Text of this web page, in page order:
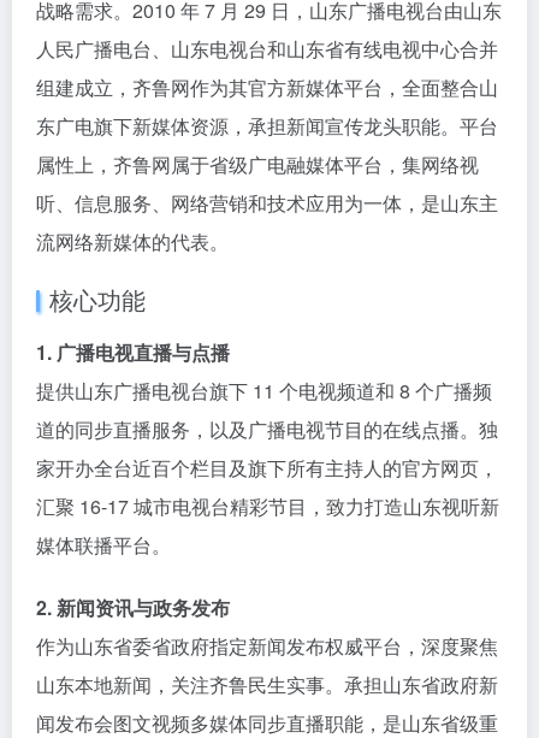
战略需求。2010 年 7 月 29 日，山东广播电视台由山东
人民广播电台、山东电视台和山东省有线电视中心合并
组建成立，齐鲁网作为其官方新媒体平台，全面整合山
东广电旗下新媒体资源，承担新闻宣传龙头职能。平台
属性上，齐鲁网属于省级广电融媒体平台，集网络视
听、信息服务、网络营销和技术应用为一体，是山东主
流网络新媒体的代表。
核心功能
1. 广播电视直播与点播
提供山东广播电视台旗下 11 个电视频道和 8 个广播频
道的同步直播服务，以及广播电视节目的在线点播。独
家开办全台近百个栏目及旗下所有主持人的官方网页，
汇聚 16-17 城市电视台精彩节目，致力打造山东视听新
媒体联播平台。
2. 新闻资讯与政务发布
作为山东省委省政府指定新闻发布权威平台，深度聚焦
山东本地新闻，关注齐鲁民生实事。承担山东省政府新
闻发布会图文视频多媒体同步直播职能，是山东省级重